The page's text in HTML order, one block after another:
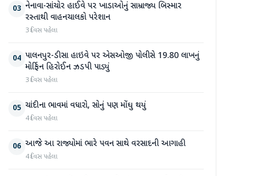
03 નેનાવા-સાંચોર હાઈવે પર ખાડાઓનું સામ્રાજ્ય બિસ્માર
રસ્તાથી વાહનચાલકો પરેશાન
3 દિવસ પહેલા
04 પાલનપુર-ડીસા હાઇવે પર એસઓજી પોલીસે 19.80 લાખનું
મોર્ફિન હિરોઈન ઝડપી પાડ્યું
3 દિવસ પહેલા
05 ચાંદીના ભાવમાં વધારો, સોનું પણ મોંઘુ થયું
4 દિવસ પહેલા
06 આજે આ રાજ્યોમાં ભારે પવન સાથે વરસાદની આગાહી
4 દિવસ પહેલા